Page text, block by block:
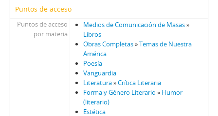
Puntos de acceso
Puntos de acceso
por materia
Medios de Comunicación de Masas»
Libros
Obras Completas»Temas de Nuestra
América
Poesía
Vanguardia
Literatura»Crítica Literaria
Forma y Género Literario » Humor
(literario)
Estética